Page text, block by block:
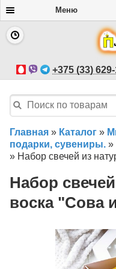
Меню
+375 (33)
Главная » Каталог »
подарки, сувениры. »
» Набор свечей из
Набор
воска "Сова